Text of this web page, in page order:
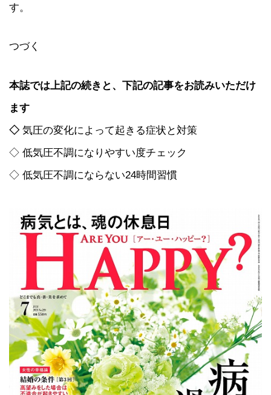
す。
つづく
本誌では上記の続きと、下記の記事をお読みいただけ
ます
◇ 気圧の変化によって起きる症状と対策
◇ 低気圧不調になりやすい度チェック
◇ 低気圧不調にならない24時間習慣